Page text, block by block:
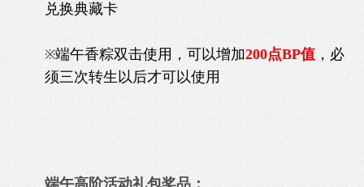
兑换典藏卡
※端午香粽双击使用，可以增加200点BP值 ，必
须三次转生以后才可以使用
端午高阶活动礼包奖品：